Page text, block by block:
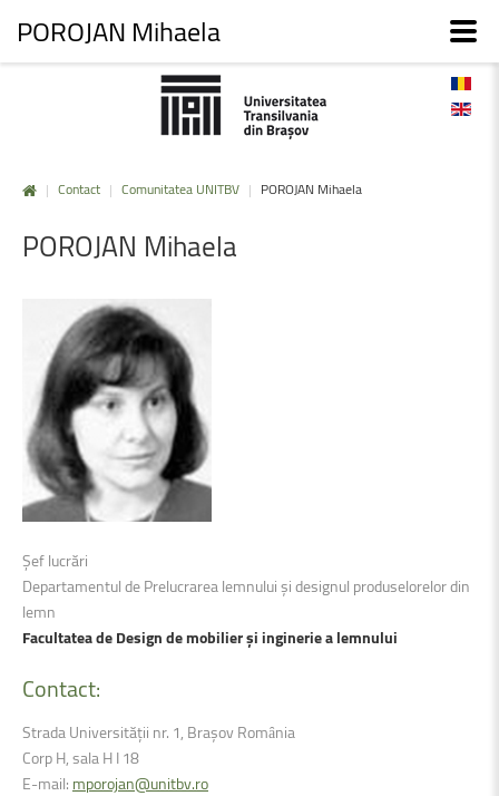
| Contact | Comunitatea UNITBV | POROJAN Mihaela
POROJAN Mihaela
Șef lucrări
Departamentul de Prelucrarea lemnului și designul produselorelor din
lemn
Facultatea de Design de mobilier și inginerie a lemnului
Contact:
Strada Universității nr. 1, Brașov Romȃnia
Corp H, sala H I 18
E-mail: mporojan@unitbv.ro
POROJAN Mihaela